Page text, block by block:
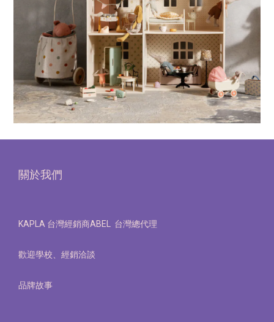
關於我們
KAPLA 台灣經銷商ABEL 台灣總代理
歡迎學校、經銷洽談
品牌故事